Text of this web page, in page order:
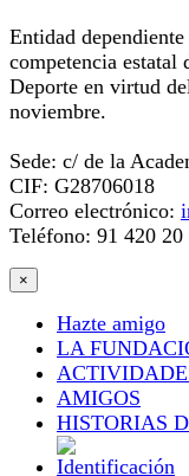
Entidad
competencia
Deporte en virtud
noviembre.
Sede: c/ de la
CIF: G28706018
Correo electrónico:
Teléfono: 91 420 20
×
Hazte amigo
LA
AMIGOS
HISTORIAS